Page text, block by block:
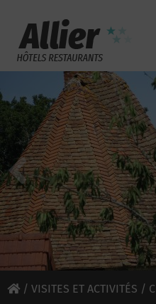
/ VISITES ET ACTIVITÉS /